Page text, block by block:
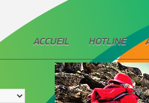
ACCUEIL HOTLINE